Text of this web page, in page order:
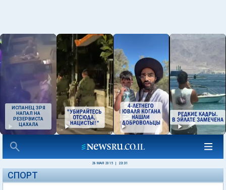
ИСПАНЕЦ ЗРЯ
НАПАЛ НА
РЕЗЕРВИСТА
ЦАХАЛА
28 МАЯ 2015 23:31
СПОРТ